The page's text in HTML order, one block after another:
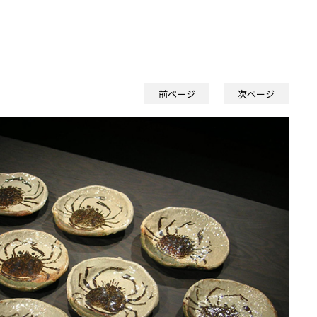
前ページ 次ページ